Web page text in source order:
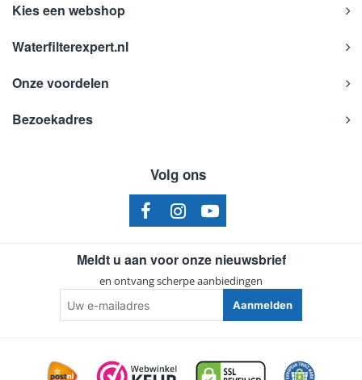
Kies een webshop
Waterfilterexpert.nl
Onze voordelen
Bezoekadres
Volg ons
Meldt u aan voor onze nieuwsbrief
en ontvang scherpe aanbiedingen
e-
mailadres
Aanmelden